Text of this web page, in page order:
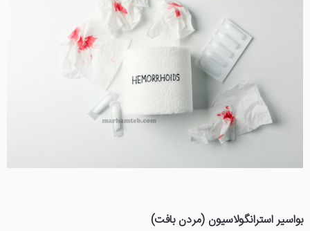
بواسیر استرانگولاسیون (مردن بافت)